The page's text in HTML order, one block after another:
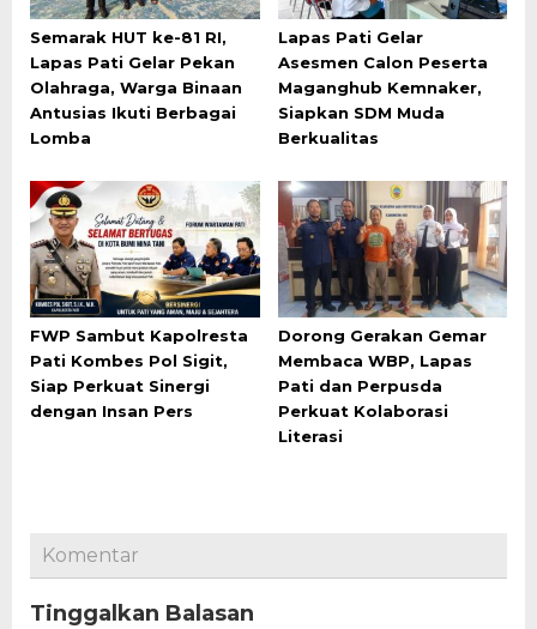
Semarak HUT ke-81 RI,
Lapas Pati Gelar Pekan
Olahraga, Warga Binaan
Antusias Ikuti Berbagai
Lomba
Lapas Pati Gelar
Asesmen Calon Peserta
Maganghub Kemnaker,
Siapkan SDM Muda
Berkualitas
FWP Sambut Kapolresta
Pati Kombes Pol Sigit,
Siap Perkuat Sinergi
dengan Insan Pers
Dorong Gerakan Gemar
Membaca WBP, Lapas
Pati dan Perpusda
Perkuat Kolaborasi
Literasi
Komentar
Tinggalkan Balasan